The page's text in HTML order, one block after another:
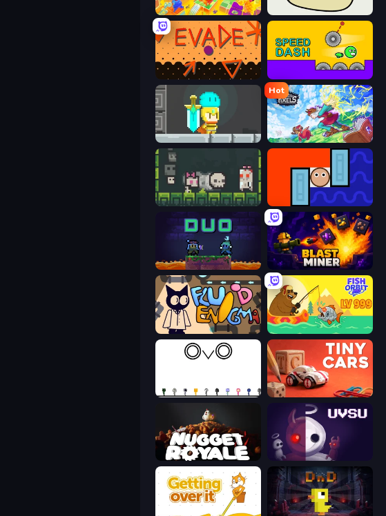
Crazy Guys SuperWEIRD
Evade
Radiance Hearts
Hot
Kingdom of Pixels
A Grim Chase Lava and Aqua
Duo Blast Miner
Fluid Enigma Fish Orbit
OvO Game Tiny Cars
Nugget Royale UVSU